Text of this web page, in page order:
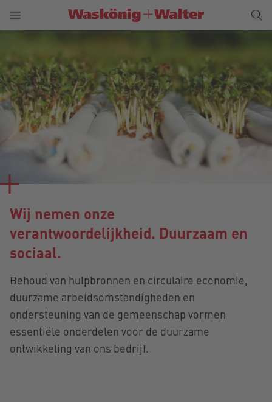
Wij nemen onze
verantwoordelijkheid. Duurzaam en
sociaal.
Behoud van hulpbronnen en circulaire economie,
duurzame arbeidsomstandigheden en
ondersteuning van de gemeenschap vormen
essentiële onderdelen voor de duurzame
ontwikkeling van ons bedrijf.